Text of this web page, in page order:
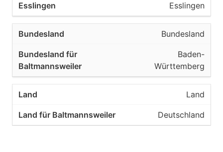
Esslingen
Bundesland
Baden-
Württemberg
Land
Deutschland